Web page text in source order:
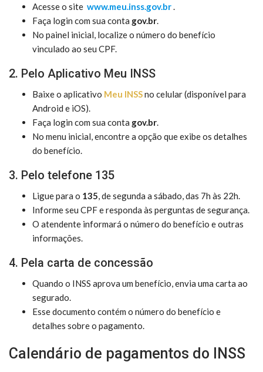
Acesse o site www.meu.inss.gov.br.
Faça login com sua conta gov.br.
No painel inicial, localize o número do benefício
vinculado ao seu CPF.
2. Pelo Aplicativo Meu INSS
Baixe o aplicativo Meu INSSno celular (disponível para
Android e iOS).
Faça login com sua conta gov.br.
No menu inicial, encontre a opção que exibe os detalhes
do benefício.
3. Pelo telefone 135
Ligue para o 135, de segunda a sábado, das 7h às 22h.
Informe seu CPF e responda às perguntas de segurança.
O atendente informará o número do benefício e outras
informações.
4. Pela carta de concessão
Quando o INSS aprova um benefício, envia uma carta ao
segurado.
Esse documento contém o número do benefício e
detalhes sobre o pagamento.
Calendário de pagamentos do INSS